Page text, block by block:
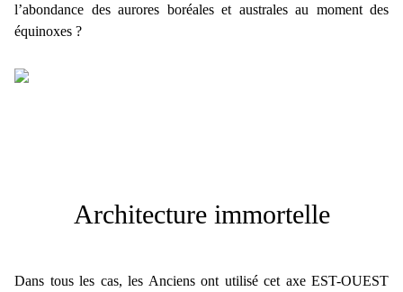
l’abondance des aurores boréales et australes au moment des
équinoxes ?
Architecture immortelle
Dans tous les cas, les Anciens ont utilisé cet axe EST-OUEST